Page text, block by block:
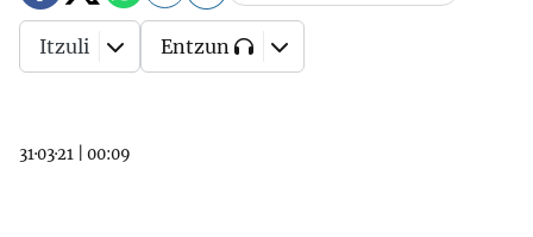
31·03·21 00:09
Itzuli Entzun